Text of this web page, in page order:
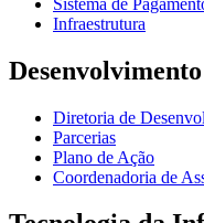
Infraestrutura
Diretoria de
Parcerias
Plano de Ação
Coordenadoria de